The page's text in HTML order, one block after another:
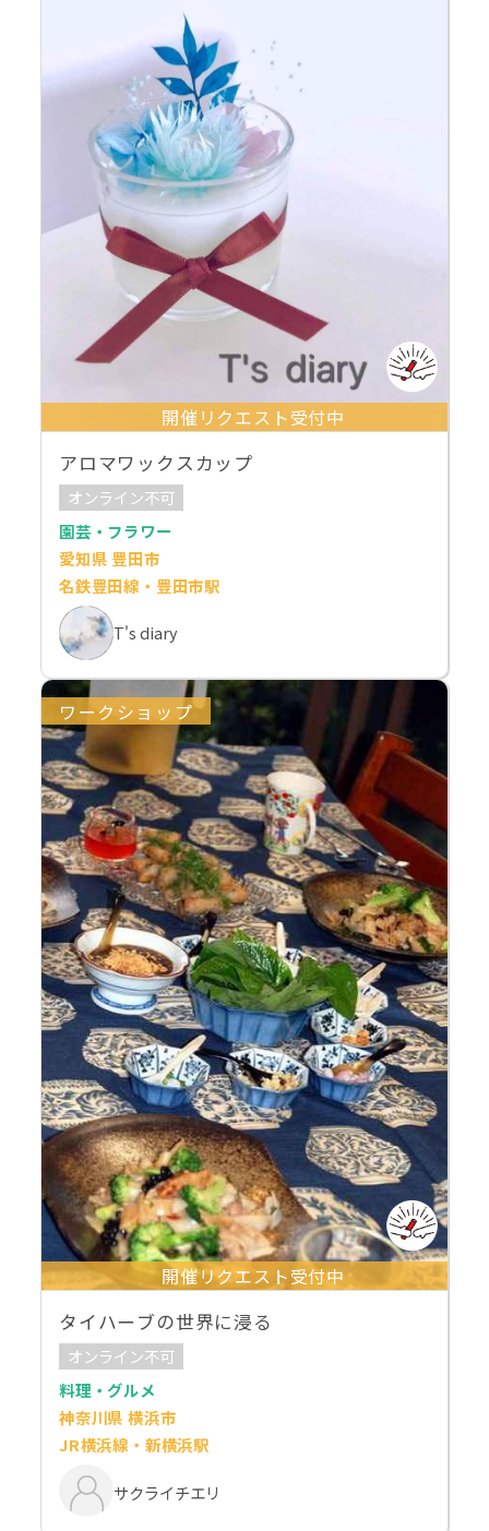
開催リクエスト受付中
アロマワックスカップ
オンライン不可
園芸・フラワー
愛知県 豊田市
名鉄豊田線・豊田市駅
T's diary
ワークショップ
開催リクエスト受付中
タイハーブの世界に浸る
オンライン不可
料理・グルメ
神奈川県 横浜市
JR横浜線・新横浜駅
サクライチエリ